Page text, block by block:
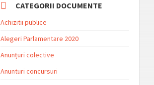
CATEGORII DOCUMENTE
Achizitii publice
Alegeri Parlamentare 2020
Anunțuri colective
Anunturi concursuri